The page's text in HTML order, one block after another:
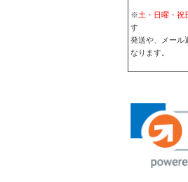
※土・日曜・祝
す
発送や、メール
なります。